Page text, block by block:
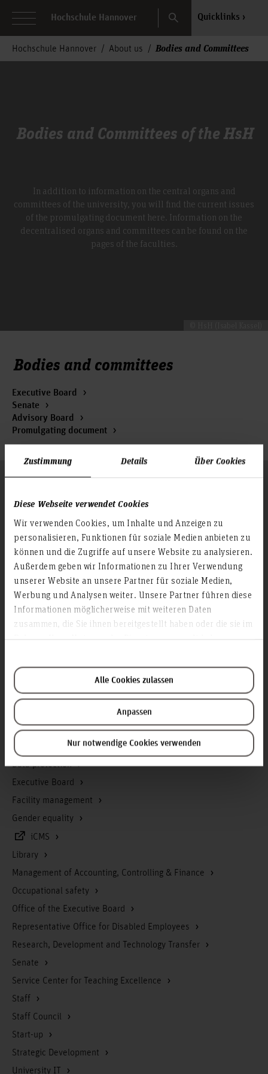
Zustimmung Details Über Cookies
Diese Webseite verwendet Cookies
Wir verwenden Cookies, um Inhalte und Anzeigen zu
personalisieren, Funktionen für soziale Medien anbieten zu
können und die Zugriffe auf unsere Website zu analysieren.
Außerdem geben wir Informationen zu Ihrer Verwendung
unserer Website an unsere Partner für soziale Medien,
Werbung und Analysen weiter. Unsere Partner führen diese
Informationen möglicherweise mit weiteren Daten
zusammen, die Sie ihnen bereitgestellt haben oder die sie im
Alle Cookies zulassen
Anpassen
Nur notwendige Cookies verwenden
Hochschule Hannover Search Quicklinks
Hochschule Hannover About us Bodies and Committees
Bodies and Committees of the HsH
In addition to information on the central organs and
committees of the university, you will find the current issues
of the promulgating document here. Information on the
decentralised organs and committees can be found on the
pages of the faculties.
Bodies and committees
Executive Board
Senate
Advisory Board
Promulgating document
Info about the university
Contact & Arrival
Homepage of the Hochschule Hannover
Press
Search for persons
Career
Follow us
Academic Affairs
Advisory Board
Communications and Marketing
Continuing education
Data protection
Executive Board
Facility management
Gender equality
iCMS
Library
Management of Accounting, Controlling & Finance
Occupational safety
Office of the Executive Board
Representative Office for Disabled Employees
Research, Development and Technology Transfer
Senate
Service Center for Teaching Excellence
Staff
Staff Council
Start-up
Strategic Development
University IT